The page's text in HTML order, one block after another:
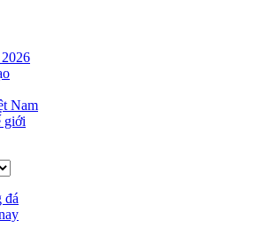
Nam
giới
đá